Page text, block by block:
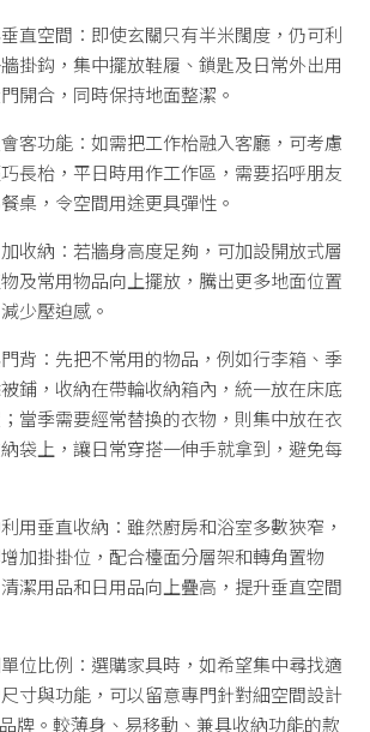
直空間：即使玄關只有半米闊度，仍可利
掛鈎，集中擺放鞋履、鎖匙及日常外出用
開合，同時保持地面整潔。
客功能：如需把工作枱融入客廳，可考慮
長枱，平日時用作工作區，需要招呼朋友
桌，令空間用途更具彈性。
收納：若牆身高度足夠，可加設開放式層
及常用物品向上擺放，騰出更多地面位置
少壓迫感。
背：先把不常用的物品，例如行李箱、季
鋪，收納在帶輪收納箱內，統一放在床底
當季需要經常替換的衣物，則集中放在衣
袋上，讓日常穿搭一伸手就拿到，避免每
用垂直收納：雖然廚房和浴室多數狹窄，
加掛掛位，配合檯面分層架和轉角置物
潔用品和日用品向上疊高，提升垂直空間
位比例：選購家具時，如希望集中尋找適
寸與功能，可以留意專門針對細空間設計
品牌。較薄身、易移動、兼具收納功能的款